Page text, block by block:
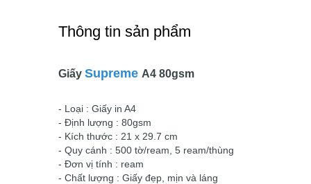
Thông tin sản phẩm
Giấy Supreme A4 80gsm
- Loại : Giấy in A4
- Định lượng : 80gsm
- Kích thước : 21 x 29.7 cm
- Quy cánh : 500 tờ/ream, 5 ream/thùng
- Đơn vị tính : ream
- Chất lượng : Giấy đẹp, mịn và láng